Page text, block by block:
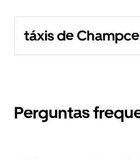
táxis de
Perguntas